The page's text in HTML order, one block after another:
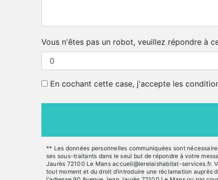
Vous n'êtes pas un robot, veuillez répondre à
En cochant cette case, j'accepte les
** Les données personnelles communiquées sont
ses sous-traitants dans le seul but de répondre à votre
Jaurès 72100 Le Mans accueil@lerelaishabitat-services.fr.
tout moment et du droit d’introduire une réclamation auprès